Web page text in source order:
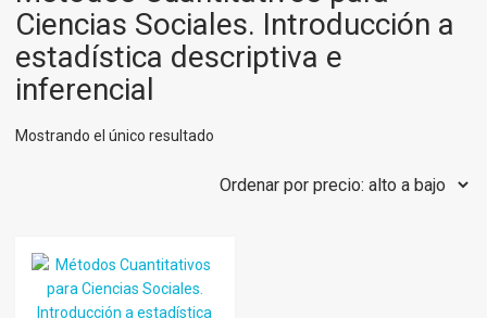
Ciencias Sociales. Introducción a
estadística descriptiva e
inferencial
Mostrando el único resultado